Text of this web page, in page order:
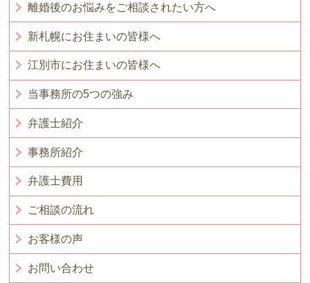
離婚後のお悩みをご相談されたい方へ
新札幌にお住まいの皆様へ
江別市にお住まいの皆様へ
当事務所の5つの強み
弁護士紹介
事務所紹介
弁護士費用
ご相談の流れ
お客様の声
お問い合わせ